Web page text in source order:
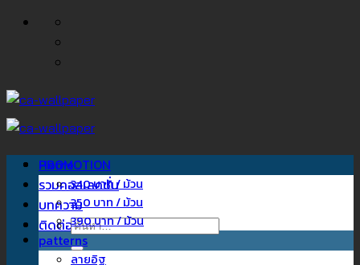
ข้าม
Home
รวมคอลเลคชั่น
บทความ
ติดต่อเรา
ค้นหา:
PROMOTION
340 บาท / ม้วน
350 บาท / ม้วน
390 บาท / ม้วน
patterns
ลายอิฐ